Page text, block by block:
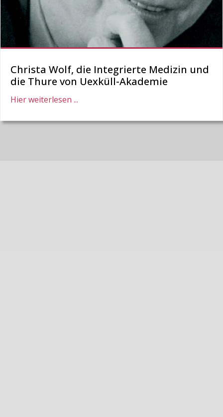
Christa Wolf, die Integrierte Medizin und
die Thure von Uexküll-Akademie
Hier weiterlesen ...